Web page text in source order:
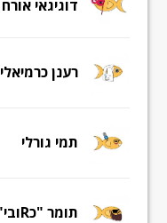
דוגיגאי אורח
רענן כרמיאלי
תמי גורלי
תומר "כRובי" ברעם